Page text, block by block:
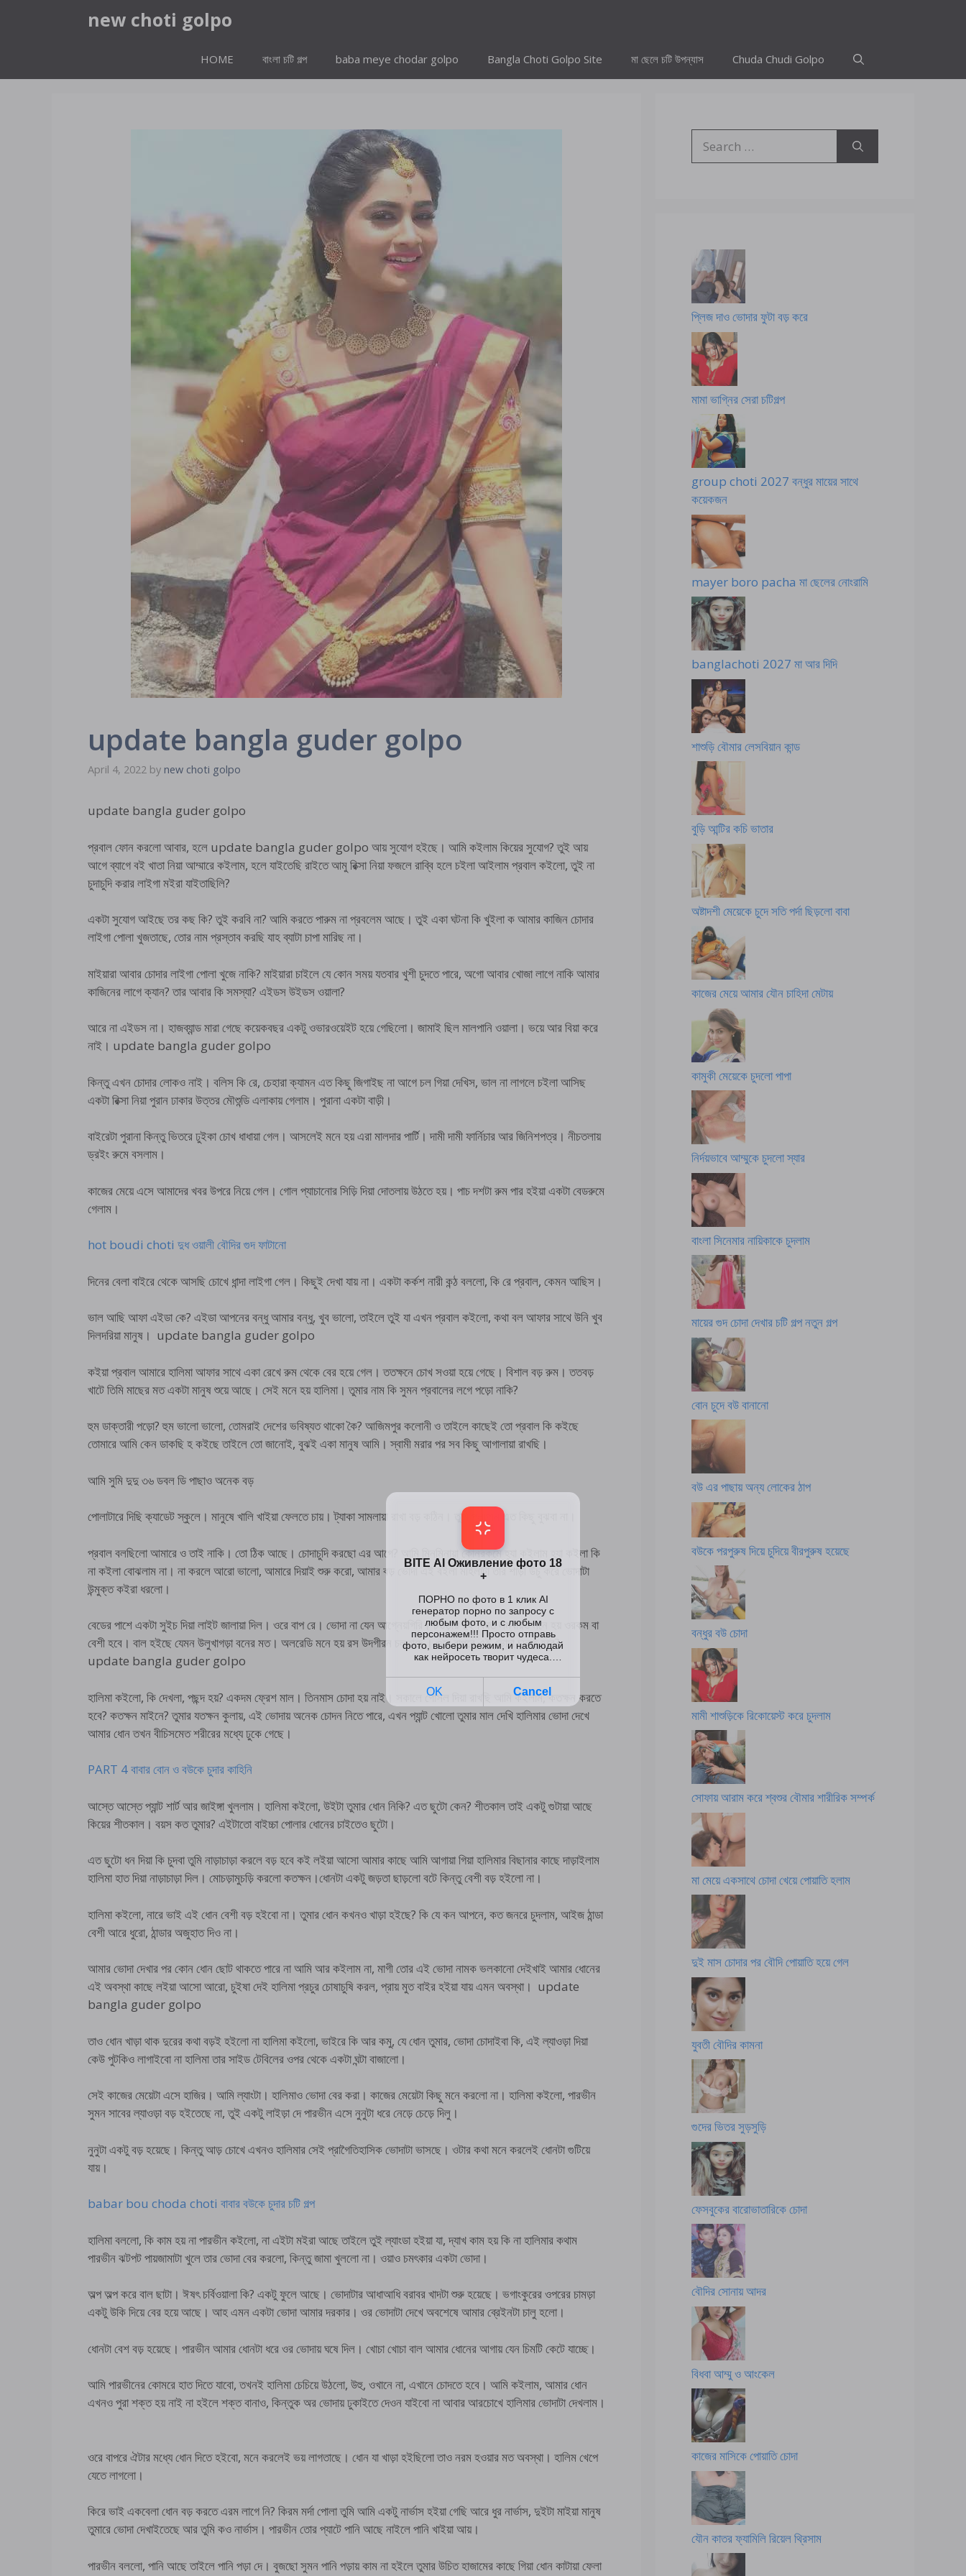
new choti golpo
HOME বাংলা চটি গল্প baba meye chodar golpo Bangla Choti Golpo Site মা ছেলে চটি উপন্যাস Chuda Chudi Golpo
update bangla guder golpo
April 4, 2022 by new choti golpo
update bangla guder golpo
প্রবাল ফোন করলো আবার, হলে update bangla guder golpo আয় সুযোগ হইছে। আমি কইলাম কিয়ের সুযোগ? তুই আয়
আগে ব্যাগে বই খাতা নিয়া আম্মারে কইলাম, হলে যাইতেছি রাইতে আমু রিক্সা নিয়া ফজলে রাব্বি হলে চইলা আইলাম প্রবাল কইলো, তুই না
চুদাচুদি করার লাইগা মইরা যাইতাছিলি?
একটা সুযোগ আইছে তর কছ কি? তুই করবি না? আমি করতে পারুম না প্রবলেম আছে। তুই একা ঘটনা কি খুইলা ক আমার কাজিন চোদার
লাইগা পোলা খুজতাছে, তোর নাম প্রস্তাব করছি যাহ ব্যাটা চাপা মারিছ না।
মাইয়ারা আবার চোদার লাইগা পোলা খুজে নাকি? মাইয়ারা চাইলে যে কোন সময় যতবার খুশী চুদতে পারে, অগো আবার খোজা লাগে নাকি আমার
কাজিনের লাগে ক্যান? তার আবার কি সমস্যা? এইডস উইডস ওয়ালা?
আরে না এইডস না। হাজব্যান্ড মারা গেছে কয়েকবছর একটু ওভারওয়েইট হয়ে গেছিলো। জামাই ছিল মালপানি ওয়ালা। ভয়ে আর বিয়া করে
নাই। update bangla guder golpo
কিন্তু এখন চোদার লোকও নাই। বলিস কি রে, চেহারা ক্যামন এত কিছু জিগাইছ না আগে চল গিয়া দেখিস, ভাল না লাগলে চইলা আসিছ
একটা রিক্সা নিয়া পুরান ঢাকার উত্তর মৌশুন্ডি এলাকায় গেলাম। পুরানা একটা বাড়ী।
বাইরেটা পুরানা কিন্তু ভিতরে ঢুইকা চোখ ধাধায়া গেল। আসলেই মনে হয় এরা মালদার পার্টি। দামী দামী ফার্নিচার আর জিনিশপত্র। নীচতলায়
ড্রইং রুমে বসলাম।
কাজের মেয়ে এসে আমাদের খবর উপরে নিয়ে গেল। গোল প্যাচানোর সিড়ি দিয়া দোতলায় উঠতে হয়। পাচ দশটা রুম পার হইয়া একটা বেডরুমে
গেলাম।
hot boudi choti দুধ ওয়ালী বৌদির গুদ ফাটানো
দিনের বেলা বাইরে থেকে আসছি চোখে ধান্দা লাইগা গেল। কিছুই দেখা যায় না। একটা কর্কশ নারী কন্ঠ বললো, কি রে প্রবাল, কেমন আছিস।
ভাল আছি আফা এইডা কে? এইডা আপনের বন্ধু আমার বন্ধু, খুব ভালো, তাইলে তুই যা এখন প্রবাল কইলো, কথা বল আফার সাথে উনি খুব
দিলদরিয়া মানুষ। update bangla guder golpo
কইয়া প্রবাল আমারে হালিমা আফার সাথে একা রেখে রুম থেকে বের হয়ে গেল। ততক্ষনে চোখ সওয়া হয়ে গেছে। বিশাল বড় রুম। ততবড়
খাটে তিমি মাছের মত একটা মানুষ শুয়ে আছে। সেই মনে হয় হালিমা। তুমার নাম কি সুমন প্রবালের লগে পড়ো নাকি?
হুম ডাক্তারী পড়ো? হুম ভালো ভালো, তোমরাই দেশের ভবিষ্যত থাকো কৈ? আজিমপুর কলোনী ও তাইলে কাছেই তো প্রবাল কি কইছে
তোমারে আমি কেন ডাকছি হ কইছে তাইলে তো জানোই, বুঝই একা মানুষ আমি। স্বামী মরার পর সব কিছু আগালায়া রাখছি।
আমি সুমি দুদু ৩৬ ডবল ডি পাছাও অনেক বড়
পোলাটারে দিছি ক্যাডেট স্কুলে। মানুষে খালি খাইয়া ফেলতে চায়। ট্যাকা সামলায়া রাখা বড় কঠিন। তুমি পুলাপান এত কিছু বুঝবা না।
প্রবাল বলছিলো আমারে ও তাই নাকি। তো ঠিক আছে। চোদাচুদি করছো এর আগে? আমি মিনমিনায়া কোনরকমে হ্যা কইলাম হ্যা কইলা কি
না কইলা বোঝলাম না। না করলে আরো ভালো, আমারে দিয়াই শুরু করো, আমার বড় ভোদা এই বইলা মহিলাটা তার শাড়ী উচু করে ভোদাটা
উন্মুক্ত কইরা ধরলো।
বেডের পাশে একটা সুইচ দিয়া লাইট জালায়া দিল। ওরে বাপ রে। ভোদা না যেন আগ্নেয়গিরি। চওড়ায় দুই বিঘত লম্বায়ও মনে হয় ওরকম বা
বেশী হবে। বাল হইছে যেমন উলুখাগড়া বনের মত। অলরেডি মনে হয় রস উদগীরন চলতাছে। ওরে বাপরে এই ভোদা চুদতে হবে?
update bangla guder golpo
হালিমা কইলো, কি দেখলা, পছন্দ হয়? একদম ফ্রেশ মাল। তিনমাস চোদা হয় নাই। সকালে গোসল দিয়া রাখছি আমি কইলাম, কতক্ষন করতে
হবে? কতক্ষন মাইনে? তুমার যতক্ষন কুলায়, এই ভোদায় অনেক চোদন নিতে পারে, এখন প্যান্ট খোলো তুমার মাল দেখি হালিমার ভোদা দেখে
আমার ধোন তখন বীচিসমেত শরীরের মধ্যে ঢুকে গেছে।
PART 4 বাবার বোন ও বউকে চুদার কাহিনি
আস্তে আস্তে প্যান্ট শার্ট আর জাইঙ্গা খুললাম। হালিমা কইলো, উইটা তুমার ধোন নিকি? এত ছুটো কেন? শীতকাল তাই একটু গুটায়া আছে
কিয়ের শীতকাল। বয়স কত তুমার? এইটাতো বাইচ্চা পোলার ধোনের চাইতেও ছুটো।
এত ছুটো ধন দিয়া কি চুদবা তুমি নাড়াচাড়া করলে বড় হবে কই লইয়া আসো আমার কাছে আমি আগায়া গিয়া হালিমার বিছানার কাছে দাড়াইলাম
হালিমা হাত দিয়া নাড়াচাড়া দিল। মোচড়ামুচড়ি করলো কতক্ষন।ধোনটা একটু জড়তা ছাড়লো বটে কিন্তু বেশী বড় হইলো না।
হালিমা কইলো, নারে ভাই এই ধোন বেশী বড় হইবো না। তুমার ধোন কখনও খাড়া হইছে? কি যে কন আপনে, কত জনরে চুদলাম, আইজ ঠান্ডা
বেশী আরে ধুরো, ঠান্ডার অজুহাত দিও না।
আমার ভোদা দেখার পর কোন ধোন ছোট থাকতে পারে না আমি আর কইলাম না, মাগী তোর এই ভোদা নামক ভলকানো দেইখাই আমার ধোনের
এই অবস্থা কাছে লইয়া আসো আরো, চুইষা দেই হালিমা প্রচুর চোষাচুষি করল, প্রায় মুত বাইর হইয়া যায় এমন অবস্থা। update
bangla guder golpo
তাও ধোন খাড়া থাক দুরের কথা বড়ই হইলো না হালিমা কইলো, ভাইরে কি আর কমু, যে ধোন তুমার, ভোদা চোদাইবা কি, এই ল্যাওড়া দিয়া
কেউ পুটকিও লাগাইবো না হালিমা তার সাইড টেবিলের ওপর থেকে একটা ঘন্টা বাজালো।
সেই কাজের মেয়েটা এসে হাজির। আমি ল্যাংটা। হালিমাও ভোদা বের করা। কাজের মেয়েটা কিছু মনে করলো না। হালিমা কইলো, পারভীন
সুমন সাবের ল্যাওড়া বড় হইতেছে না, তুই একটু লাইড়া দে পারভীন এসে নুনুটা ধরে নেড়ে চেড়ে দিলু।
নুনুটা একটু বড় হয়েছে। কিন্তু আড় চোখে এখনও হালিমার সেই প্রাগৈতিহাসিক ভোদাটা ভাসছে। ওটার কথা মনে করলেই ধোনটা গুটিয়ে
যায়।
babar bou choda choti বাবার বউকে চুদার চটি গল্প
হালিমা বললো, কি কাম হয় না পারভীন কইলো, না এইটা মইরা আছে তাইলে তুই ল্যাংডা হইয়া যা, দ্যাখ কাম হয় কি না হালিমার কথাম
পারভীন ঝটপট পায়জামাটা খুলে তার ভোদা বের করলো, কিন্তু জামা খুললো না। ওয়াও চমৎকার একটা ভোদা।
অল্প অল্প করে বাল ছাটা। ঈষৎ চর্বিওয়ালা কি? একটু ফুলে আছে। ভোদাটার আধাআধি বরাবর খাদটা শুরু হয়েছে। ভগাংকুরের ওপরের চামড়া
একটু উকি দিয়ে বের হয়ে আছে। আহ এমন একটা ভোদা আমার দরকার। ওর ভোদাটা দেখে অবশেষে আমার ব্রেইনটা চালু হলো।
ধোনটা বেশ বড় হয়েছে। পারভীন আমার ধোনটা ধরে ওর ভোদায় ঘষে দিল। খোচা খোচা বাল আমার ধোনের আগায় যেন চিমটি কেটে যাচ্ছে।
আমি পারভীনের কোমরে হাত দিতে যাবো, তখনই হালিমা চেচিয়ে উঠলো, উহু, ওখানে না, এখানে চোদতে হবে। আমি কইলাম, আমার ধোন
এখনও পুরা শক্ত হয় নাই না হইলে শক্ত বানাও, কিন্তুক অর ভোদায় ঢুকাইতে দেওন যাইবো না আবার আরচোখে হালিমার ভোদাটা দেখলাম।
ওরে বাপরে ঐটার মধ্যে ধোন দিতে হইবো, মনে করলেই ভয় লাগতাছে। ধোন যা খাড়া হইছিলো তাও নরম হওয়ার মত অবস্থা। হালিম খেপে
যেতে লাগলো।
কিরে ভাই একবেলা ধোন বড় করতে এরম লাগে নি? কিরম মর্দা পোলা তুমি আমি একটু নার্ভাস হইয়া গেছি আরে ধুর নার্ভাস, দুইটা মাইয়া মানুষ
তুমারে ভোদা দেখাইতেছে আর তুমি কও নার্ভাস। পারভীন তোর প্যাটে পানি আছে নাইলে পানি খাইয়া আয়।
পারভীন বললো, পানি আছে তাইলে পানি পড়া দে। বুজছো সুমন পানি পড়ায় কাম না হইলে তুমার উচিত হাজামের কাছে গিয়া ধোন কাটায়া ফেলা
for:
প্লিজ দাও ভোদার ফুটা বড় করে
মামা ভাগ্নির সেরা চটিগল্প
group choti 2027 বন্ধুর মায়ের সাথে
কয়েকজন
mayer boro pacha মা ছেলের নোংরামি
banglachoti 2027 মা আর দিদি
শাশুড়ি বৌমার লেসবিয়ান কান্ড
বুড়ি আন্টির কচি ভাতার
অষ্টাদশী মেয়েকে চুদে সতি পর্দা ছিড়লো বাবা
কাজের মেয়ে আমার যৌন চাহিদা মেটায়
কামুকী মেয়েকে চুদলো পাপা
নির্দয়ভাবে আম্মুকে চুদলো স্যার
বাংলা সিনেমার নায়িকাকে চুদলাম
মায়ের গুদ চোদা দেখার চটি গল্প নতুন গল্প
বোন চুদে বউ বানানো
বউ এর পাছায় অন্য লোকের ঠাপ
বউকে পরপুরুষ দিয়ে চুদিয়ে বীরপুরুষ হয়েছে
বন্ধুর বউ চোদা
মামী শাশুড়িকে রিকোয়েস্ট করে চুদলাম
সোফায় আরাম করে শ্বশুর বৌমার শারীরিক সম্পর্ক
মা মেয়ে একসাথে চোদা খেয়ে পোয়াতি হলাম
দুই মাস চোদার পর বৌদি পোয়াতি হয়ে গেল
যুবতী বৌদির কামনা
গুদের ভিতর সুড়সুড়ি
ফেসবুকের বারোভাতারিকে চোদা
বৌদির সোনায় আদর
বিধবা আম্মু ও আংকেল
কাজের মাসিকে পোয়াতি চোদা
যৌন কাতর ফ্যামিলি রিয়েল থ্রিসাম